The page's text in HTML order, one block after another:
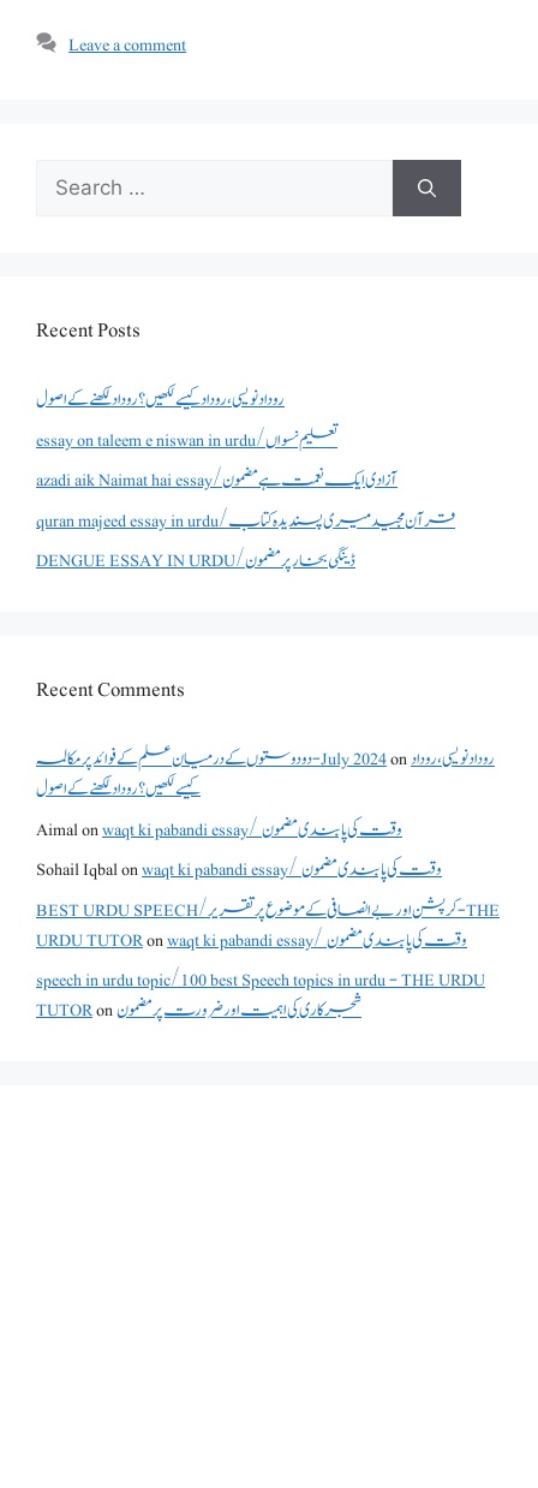
Leave a comment
Search
for:
Recent Posts
روداد نویسی ،روداد کیسے لکھیں؟ روداد لکھنے کے اصول
essay on taleem e niswan in urdu/تعلیم نسواں
azadi aik Naimat hai essay/آزادی ایک نعمت ہے مضمون
quran majeed essay in urdu/قرآن مجید میری پسندیدہ کتاب
DENGUE ESSAY IN URDU/ڈینگی بخار پر مضمون
Recent Comments
دو دوستوں کے درمیان علم کے فوائد پر مکالمہ - July 2024onروداد نویسی ،روداد
کیسے لکھیں؟ روداد لکھنے کے اصول
Aimalon
waqt ki pabandi essay/ وقت کی پابندی مضمون
Sohail Iqbalon
waqt ki pabandi essay/ وقت کی پابندی مضمون
BEST URDU SPEECH/کرپشن اور بے انصافی کے موضوع پر تقریر - THE
URDU TUTORon
waqt ki pabandi essay/ وقت کی پابندی مضمون
speech in urdu topic/100 best Speech topics in urdu - THE URDU
TUTORonشجرکاری کی اہمیت اور ضرورت پر مضمون